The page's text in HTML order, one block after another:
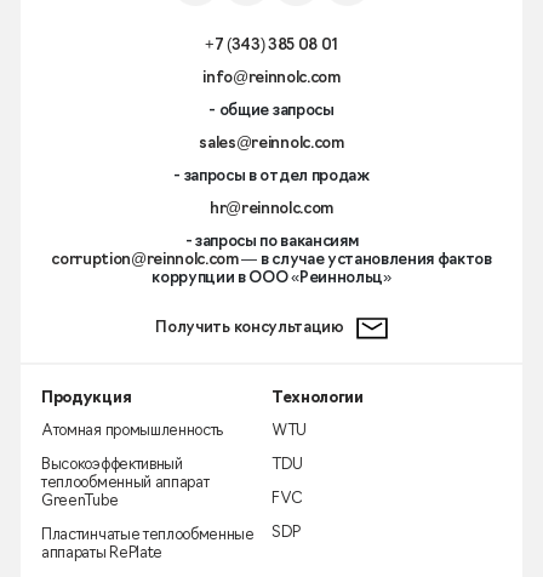
+7 (343) 385 08 01
info@reinnolc.com
- общие запросы
sales@reinnolc.com
- запросы в отдел продаж
hr@reinnolc.com
- запросы по вакансиям
corruption@reinnolc.com— в случае установления фактов
коррупции в ООО «Реиннольц»
Получить консультацию
Продукция
Атомная промышленность
Высокоэффективный
теплообменный аппарат
GreenTube
Пластинчатые теплообменные
аппараты RePlate
Технологии
WTU
TDU
FVC
SDP